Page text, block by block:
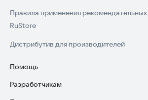
Правила применения рекомендательных
RuStore
Дистрибутив для производителей
Помощь
Установка RuStore на TV
Разработчикам